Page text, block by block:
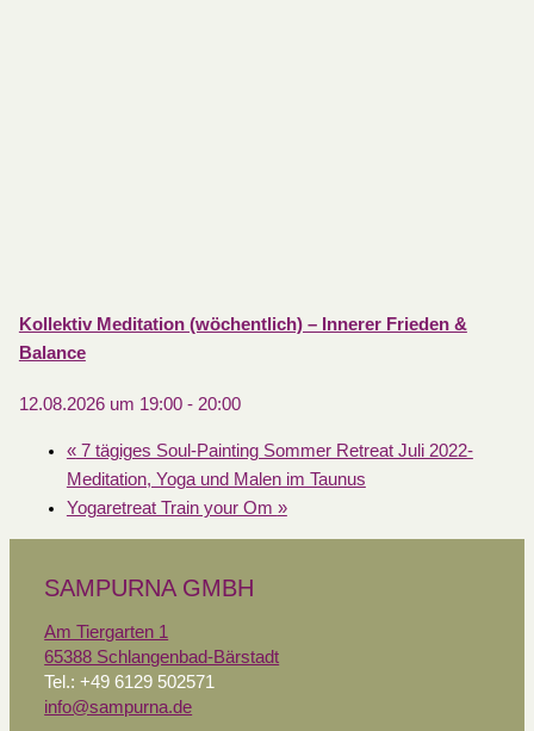
Kollektiv Meditation (wöchentlich) – Innerer Frieden &
Balance
12.08.2026 um 19:00- 20:00
«7 tägiges Soul-Painting Sommer Retreat Juli 2022-
Meditation, Yoga und Malen im Taunus
Yogaretreat Train your Om »
SAMPURNA GMBH
Am Tiergarten 1
65388 Schlangenbad-Bärstadt
Tel.: +49 6129 502571
info@sampurna.de